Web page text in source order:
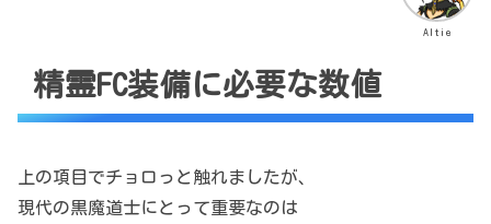
Altie
精霊FC装備に必要な数値
上の項目でチョロっと触れましたが、
現代の黒魔道士にとって重要なのは